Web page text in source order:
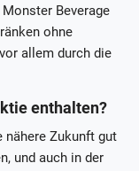
Beverage
ohne
allem durch die
enthalten?
nähere Zukunft gut
und auch in der